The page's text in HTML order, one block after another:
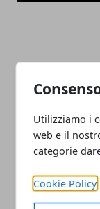
Utilizziamo i
web e il
categorie
Cookie Policy
Come
tennis:
04/02/2022